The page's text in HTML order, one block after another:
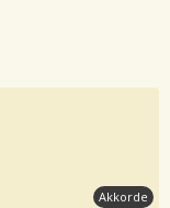
Akkorde